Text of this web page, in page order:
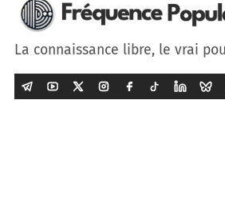
La connaissance libre, le vrai